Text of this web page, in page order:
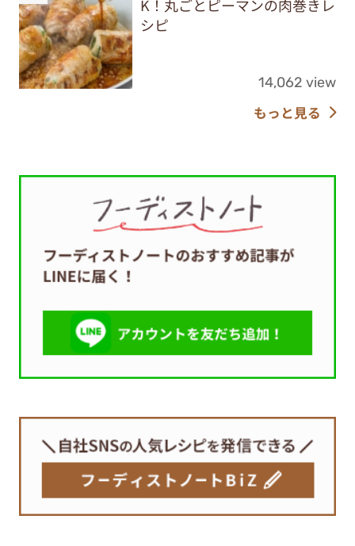
K！丸ごとピーマンの肉巻きレ
シピ
14,062 view
もっと見る